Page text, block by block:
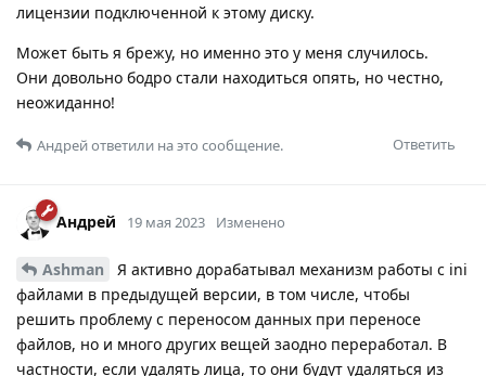
лицензии подключенной к этому диску.
Может быть я брежу, но именно это у меня случилось.
Они довольно бодро стали находиться опять, но честно,
неожиданно!
Ответить
Андрейответили на это сообщение.
Андрей 19 мая 2023 Изменено
Ashman
Я активно дорабатывал механизм работы с ini
файлами в предыдущей версии, в том числе, чтобы
решить проблему с переносом данных при переносе
файлов, но и много других вещей заодно переработал. В
частности, если удалять лица, то они будут удаляться из